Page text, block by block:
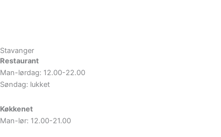
Stavanger
Restaurant
Man-lørdag: 12.00-22.00
Søndag: lukket
Køkkenet
Man-lør: 12.00-21.00